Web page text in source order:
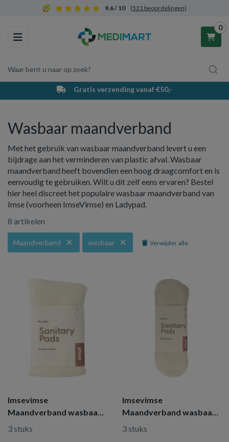
9.6 / 10 (531 beoordelingen)
Toggle navigation
Waar bent u naar op zoek?
0
Winkelwagen
Uw winkelwagen is leeg.
Vul hem met producten.
Gratis verzending vanaf €50,-
Wasbaar maandverband
Met het gebruik van wasbaar maandverband levert u een
bijdrage aan het verminderen van plastic afval. Wasbaar
maandverband heeft bovendien een hoog draagcomfort en is
eenvoudig te gebruiken. Wilt u dit zelf eens ervaren? Bestel
hier heel discreet het populaire wasbaar maandverband van
Imse (voorheen ImseVimse) en Ladypad.
8 artikelen
Maandverband wasbaar Verwijder alle
Imsevimse
Maandverband wasbaar
naturel nacht
3 stuks
Imsevimse
Maandverband wasbaar
naturel dag
3 stuks